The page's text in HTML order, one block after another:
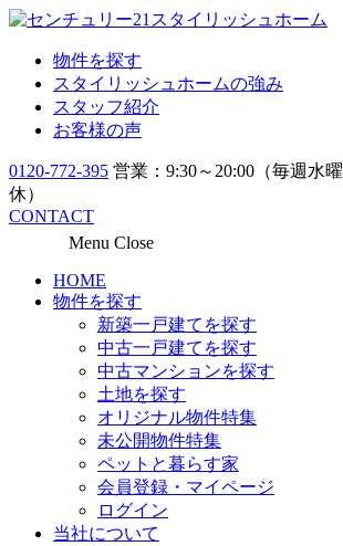
物件を探す
スタイリッシュホームの強み
スタッフ紹介
お客様の声
0120-772-395 営業：9:30～20:00（毎週水
休）
CONTACT
Menu Close
HOME
物件を探す
新築一戸建てを探す
中古一戸建てを探す
中古マンションを探す
土地を探す
オリジナル物件特集
未公開物件特集
ペットと暮らす家
会員登録・マイページ
ログイン
当社について